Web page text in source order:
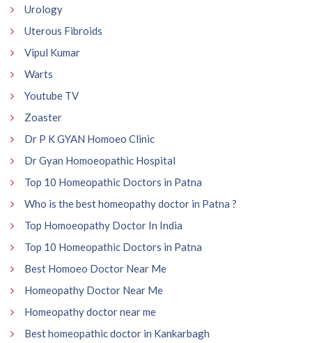
Urology
Uterous Fibroids
Vipul Kumar
Warts
Youtube TV
Zoaster
Dr P K GYAN Homoeo Clinic
Dr Gyan Homoeopathic Hospital
Top 10 Homeopathic Doctors in Patna
Who is the best homeopathy doctor in Patna ?
Top Homoeopathy Doctor In India
Top 10 Homeopathic Doctors in Patna
Best Homoeo Doctor Near Me
Homeopathy Doctor Near Me
Homeopathy doctor near me
Best homeopathic doctor in Kankarbagh